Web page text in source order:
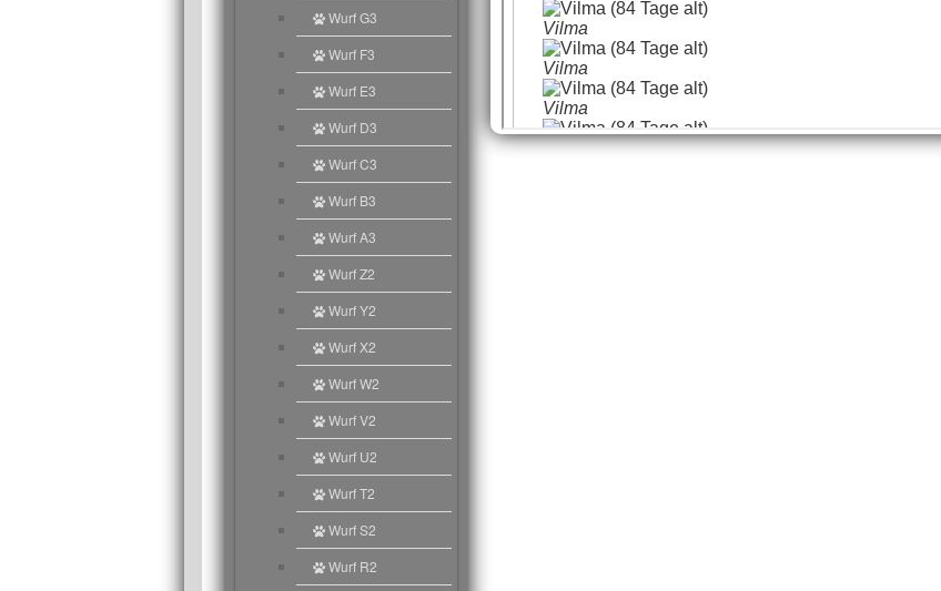
Wurf G3
Wurf F3
Wurf E3
Wurf D3
Wurf C3
Wurf B3
Wurf A3
Wurf Z2
Wurf Y2
Wurf X2
Wurf W2
Wurf V2
Wurf U2
Wurf T2
Wurf S2
Wurf R2